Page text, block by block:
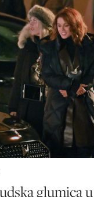
glumica